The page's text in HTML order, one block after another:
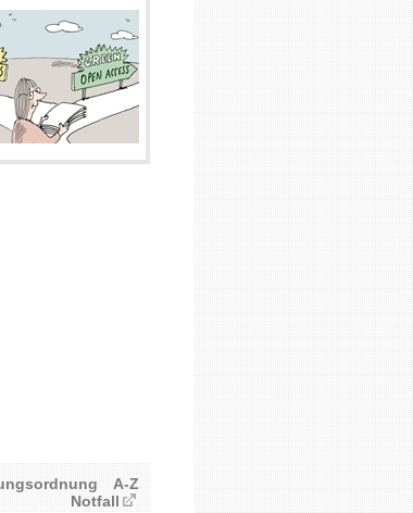
A-Z
Notfall